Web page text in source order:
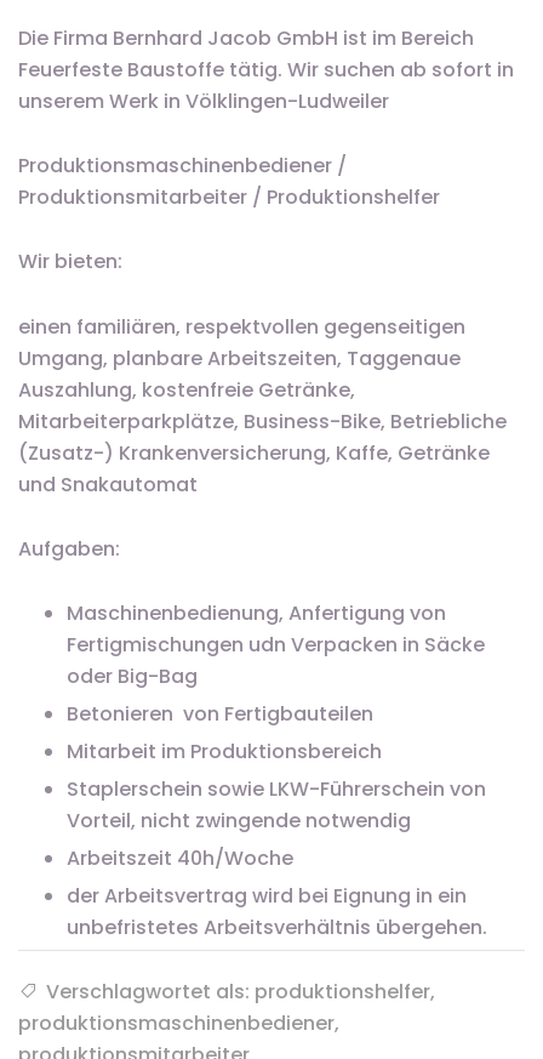
Die Firma Bernhard Jacob GmbH ist im Bereich
Feuerfeste Baustoffe tätig. Wir suchen ab sofort in
unserem Werk in Völklingen-Ludweiler
Produktionsmaschinenbediener /
Produktionsmitarbeiter / Produktionshelfer
Wir bieten:
einen familiären, respektvollen gegenseitigen
Umgang, planbare Arbeitszeiten, Taggenaue
Auszahlung, kostenfreie Getränke,
Mitarbeiterparkplätze, Business-Bike, Betriebliche
(Zusatz-) Krankenversicherung, Kaffe, Getränke
und Snakautomat
Aufgaben:
Maschinenbedienung, Anfertigung von
Fertigmischungen udn Verpacken in Säcke
oder Big-Bag
Betonieren von Fertigbauteilen
Mitarbeit im Produktionsbereich
Staplerschein sowie LKW-Führerschein von
Vorteil, nicht zwingende notwendig
Arbeitszeit 40h/Woche
der Arbeitsvertrag wird bei Eignung in ein
unbefristetes Arbeitsverhältnis übergehen.
Verschlagwortet als: produktionshelfer,
produktionsmaschinenbediener,